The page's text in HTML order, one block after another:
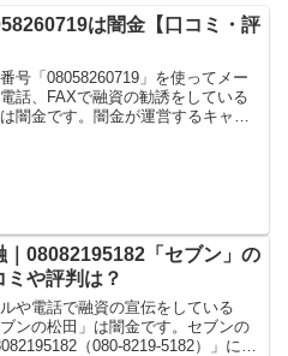
は闇金【口コミ・評
号「08058260719」を使ってメー
話、FAXで融資の勧誘をしている
闇金です。闇金が運営するキャッ
｜08082195182「セブン」の
ミや評判は？
や電話で融資の宣伝をしている
ブンの松田」は闇金です。セブンの
（080-8219-5182）」に電